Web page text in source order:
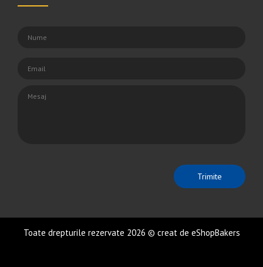
Toate drepturile rezervate 2026 © creat de eShopBakers